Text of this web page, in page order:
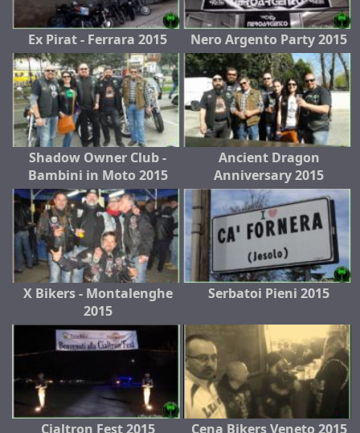
Ex Pirat - Ferrara 2015 Nero Argento Party 2015
Shadow Owner Club -
Bambini in Moto 2015
Ancient Dragon
Anniversary 2015
X Bikers - Montalenghe
2015
Serbatoi Pieni 2015
Cialtron Fest 2015 Cena Bikers Veneto 2015